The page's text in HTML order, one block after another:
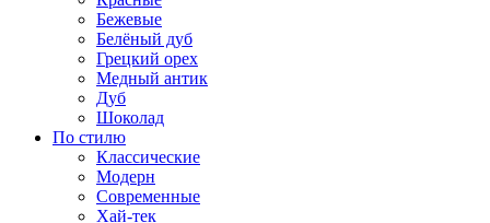
Бежевые
Белёный дуб
Грецкий орех
Медный антик
Дуб
Шоколад
По стилю
Классические
Модерн
Современные
Хай-тек